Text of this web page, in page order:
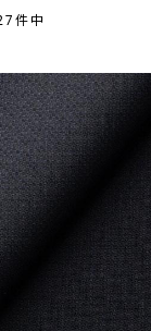
件中
シーズン
通年向け
春夏向け